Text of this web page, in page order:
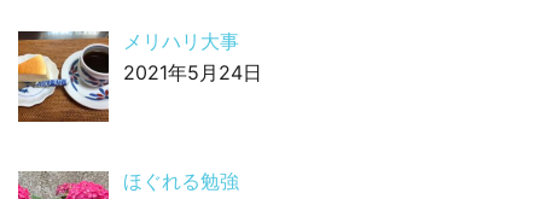
メリハリ大事
2021年5月24日
ほぐれる勉強